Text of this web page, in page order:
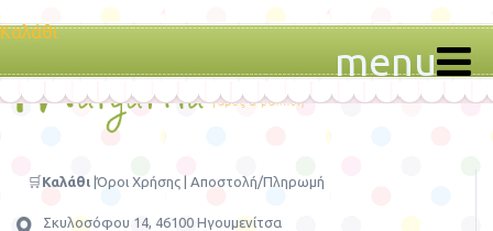
🛒Καλάθι |Όροι Χρήσης Αποστολή/Πληρωμή
Σκυλοσόφου 14, 46100 Ηγουμενίτσα
Καλάθι
menu